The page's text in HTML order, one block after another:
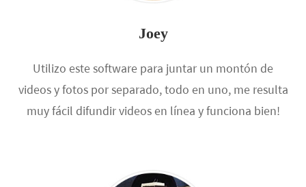
Joey
Utilizo este software para juntar un montón de
videos y fotos por separado, todo en uno, me resulta
muy fácil difundir videos en línea y funciona bien!